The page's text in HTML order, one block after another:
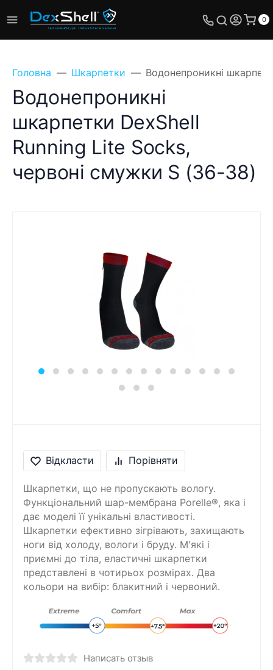
0
Головна Шкарпетки Водонепроникні
Водонепроникні
шкарпетки DexShell
Running Lite Socks,
червоні смужки S (36-38)
Відкласти Порівняти
Шкарпетки, що не пропускають вологу.
Функціональний шар-мембрана Porelle®, яка і
дає моделі її унікальні властивості.
Шкарпетки ефективно зігрівають, захищають
ноги від холоду, вологи і бруду. М'які і
приємні до тіла, еластичні шкарпетки
представлені в чотирьох розмірах. Два
кольори на вибір: блакитний і червоний.
Написать отзыв